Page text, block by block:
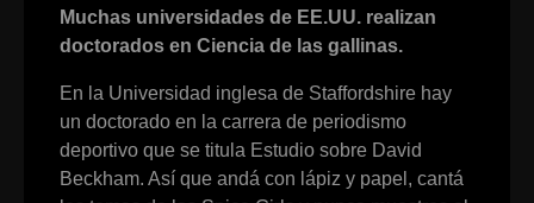
Muchas universidades de EE.UU. realizan
doctorados en Ciencia de las gallinas.
En la Universidad inglesa de Staffordshire hay
un doctorado en la carrera de periodismo
deportivo que se titula Estudio sobre David
Beckham. Así que andá con lápiz y papel, cantá